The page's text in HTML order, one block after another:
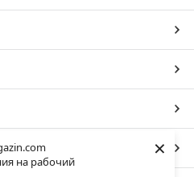
на рабочий
×